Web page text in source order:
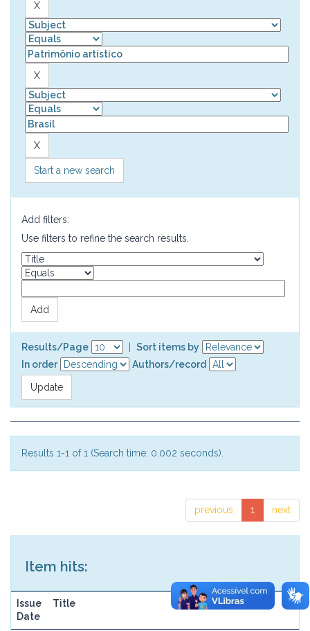
Start a new search
Add filters:
Use filters to refine the search results.
Results/Page
Sort items by
In order
Authors/record
Results 1-1 of 1 (Search time: 0.002 seconds).
previous 1 next
Item hits:
Issue
Date
Title Author(s)